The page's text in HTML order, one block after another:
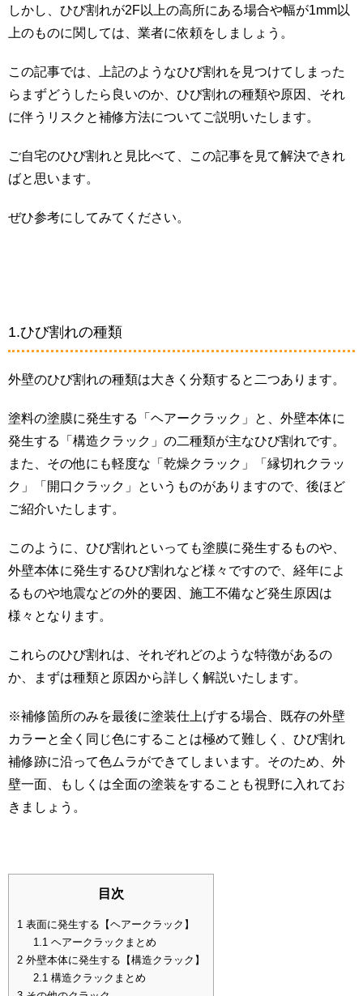
しかし、ひび割れが2F以上の高所にある場合や幅が1mm以
上のものに関しては、業者に依頼をしましょう。
この記事では、上記のようなひび割れを見つけてしまった
らまずどうしたら良いのか、ひび割れの種類や原因、それ
に伴うリスクと補修方法についてご説明いたします。
ご自宅のひび割れと見比べて、この記事を見て解決できれ
ばと思います。
ぜひ参考にしてみてください。
1.ひび割れの種類
外壁のひび割れの種類は大きく分類すると二つあります。
塗料の塗膜に発生する「ヘアークラック」と、外壁本体に
発生する「構造クラック」の二種類が主なひび割れです。
また、その他にも軽度な「乾燥クラック」「縁切れクラッ
ク」「開口クラック」というものがありますので、後ほど
ご紹介いたします。
このように、ひび割れといっても塗膜に発生するものや、
外壁本体に発生するひび割れなど様々ですので、経年によ
るものや地震などの外的要因、施工不備など発生原因は
様々となります。
これらのひび割れは、それぞれどのような特徴があるの
か、まずは種類と原因から詳しく解説いたします。
※補修箇所のみを最後に塗装仕上げする場合、既存の外壁
カラーと全く同じ色にすることは極めて難しく、ひび割れ
補修跡に沿って色ムラができてしまいます。そのため、外
壁一面、もしくは全面の塗装をすることも視野に入れてお
きましょう。
目次
1 表面に発生する【ヘアークラック】
1.1 ヘアークラックまとめ
2 外壁本体に発生する【構造クラック】
2.1 構造クラックまとめ